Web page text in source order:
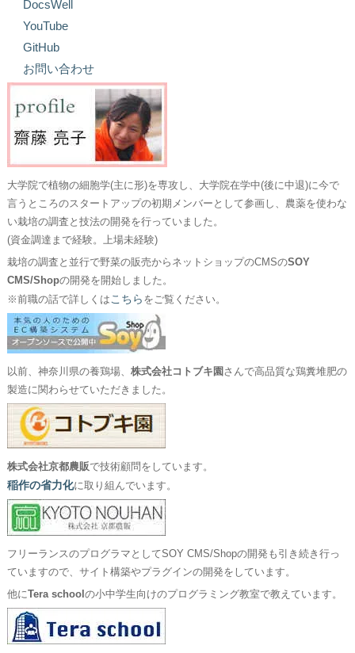
DocsWell
YouTube
GitHub
お問い合わせ
大学院で植物の細胞学(主に形)を専攻し、大学院在学中(後に中退)に今で
言うところのスタートアップの初期メンバーとして参画し、農薬を使わな
い栽培の調査と技法の開発を行っていました。
(資金調達まで経験。上場未経験)
栽培の調査と並行で野菜の販売からネットショップのCMSのSOY
CMS/Shopの開発を開始しました。
※前職の話で詳しくはこちら をご覧ください。
以前、神奈川県の養鶏場、 株式会社コトブキ園 さんで高品質な鶏糞堆肥の
製造に関わらせていただきました。
株式会社京都農販で技術顧問をしています。
稲作の省力化に取り組んでいます。
フリーランスのプログラマとしてSOY CMS/Shopの開発も引き続き行っ
ていますので、サイト構築やプラグインの開発をしています。
他にTera school の小中学生向けのプログラミング教室で教えています。